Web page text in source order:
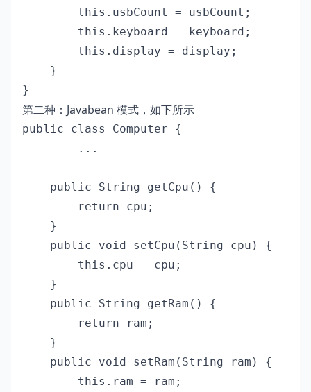
        this.usbCount = usbCount;
        this.keyboard = keyboard;
        this.display = display;
    }
}
第二种：Javabean 模式，如下所示
public class Computer {
        ...
    public String getCpu() {
        return cpu;
    }
    public void setCpu(String cpu) {
        this.cpu = cpu;
    }
    public String getRam() {
        return ram;
    }
    public void setRam(String ram) {
        this.ram = ram;